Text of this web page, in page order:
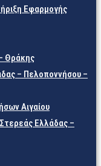
Εφαρμογής
Θράκης
– Πελοποννήσου –
Αιγαίου
Ελλάδας –